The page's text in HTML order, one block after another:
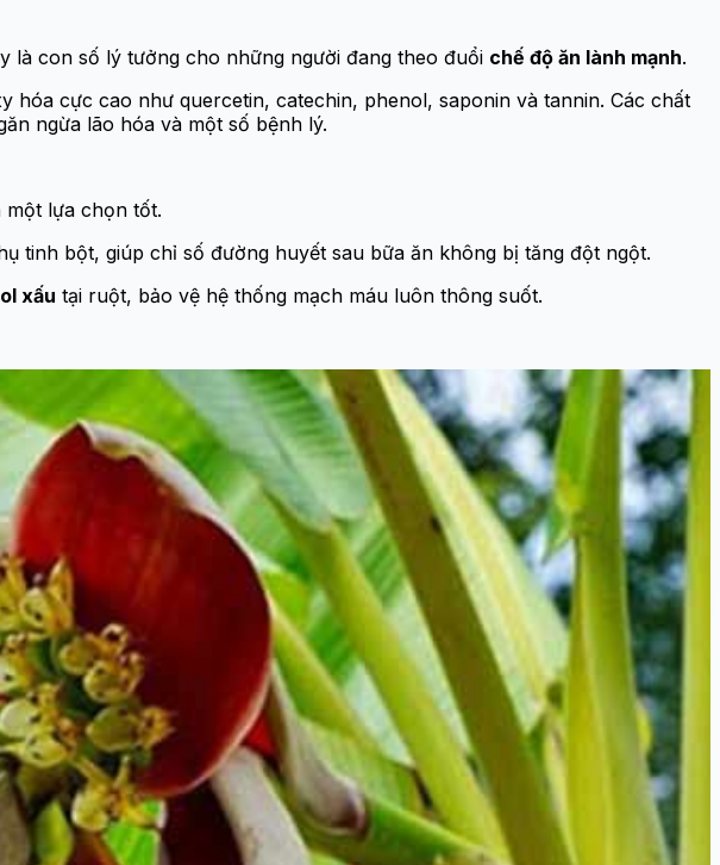
là con số lý tưởng cho những người đang theo đuổi chế độ ăn lành mạnh.
cực cao như quercetin, catechin, phenol, saponin và tannin. Các chất
ngừa lão hóa và một số bệnh lý.
lựa chọn tốt.
tinh bột, giúp chỉ số đường huyết sau bữa ăn không bị tăng đột ngột.
xấu tại ruột, bảo vệ hệ thống mạch máu luôn thông suốt.